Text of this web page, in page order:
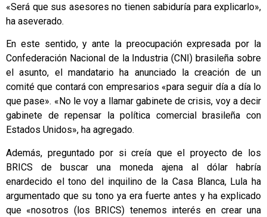
«Será que sus asesores no tienen sabiduría para explicarlo»,
ha aseverado.
En este sentido, y ante la preocupación expresada por la
Confederación Nacional de la Industria (CNI) brasileña sobre
el asunto, el mandatario ha anunciado la creación de un
comité que contará con empresarios «para seguir día a día lo
que pase». «No le voy a llamar gabinete de crisis, voy a decir
gabinete de repensar la política comercial brasileña con
Estados Unidos», ha agregado.
Además, preguntado por si creía que el proyecto de los
BRICS de buscar una moneda ajena al dólar habría
enardecido el tono del inquilino de la Casa Blanca, Lula ha
argumentado que su tono ya era fuerte antes y ha explicado
que «nosotros (los BRICS) tenemos interés en crear una